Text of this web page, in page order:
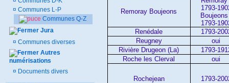
¤ Communes L-P
Communes Q-Z
Jura
¤ Communes diverses
Autres
numérisations
¤ Documents divers
Remoray Boujeons
1793-
1793-
Renédale
1793-
Reugney
oui
Rivière Drugeon (La)
1793-
Roche les Clerval
oui
Rochejean 1793-